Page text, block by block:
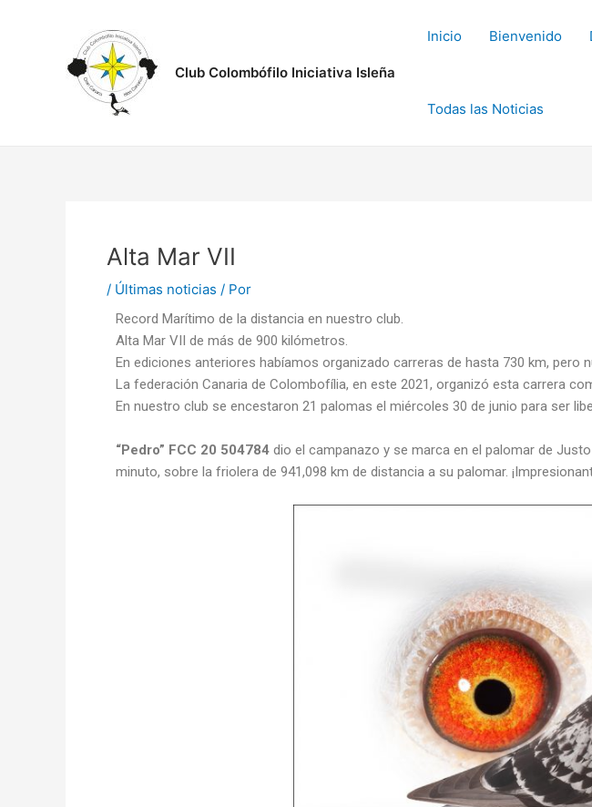
Club Colombófilo Iniciativa Isleña
Inicio Bienvenido
Todas las Noticias
Alta Mar VII
/ Últimas noticias / Por
Record Marítimo de la distancia en nuestro club.
Alta Mar VII de más de 900 kilómetros.
En ediciones anteriores habíamos organizado carreras de hasta 730 km, pero
La federación Canaria de Colombofília, en este 2021, organizó esta carrera
En nuestro club se encestaron 21 palomas el miércoles 30 de junio para ser
“Pedro” FCC 20 504784 dio el campanazo y se marca en el palomar de
minuto, sobre la friolera de 941,098 km de distancia a su palomar.
de
entradas